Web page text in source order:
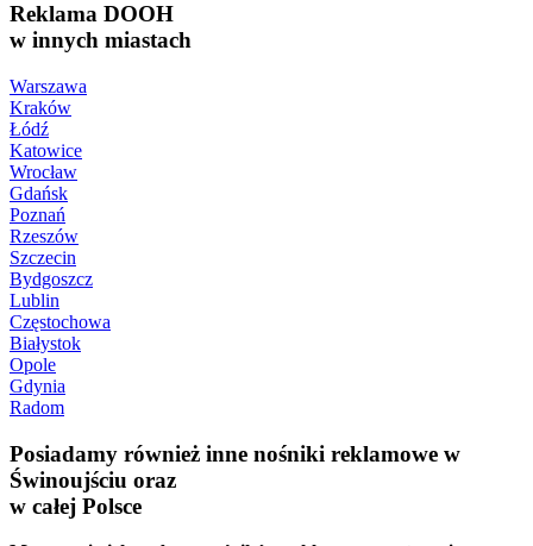
Reklama DOOH
w innych miastach
Warszawa
Kraków
Łódź
Katowice
Wrocław
Gdańsk
Poznań
Rzeszów
Szczecin
Bydgoszcz
Lublin
Częstochowa
Białystok
Opole
Gdynia
Radom
Posiadamy również inne nośniki reklamowe w
Świnoujściu oraz
w całej Polsce